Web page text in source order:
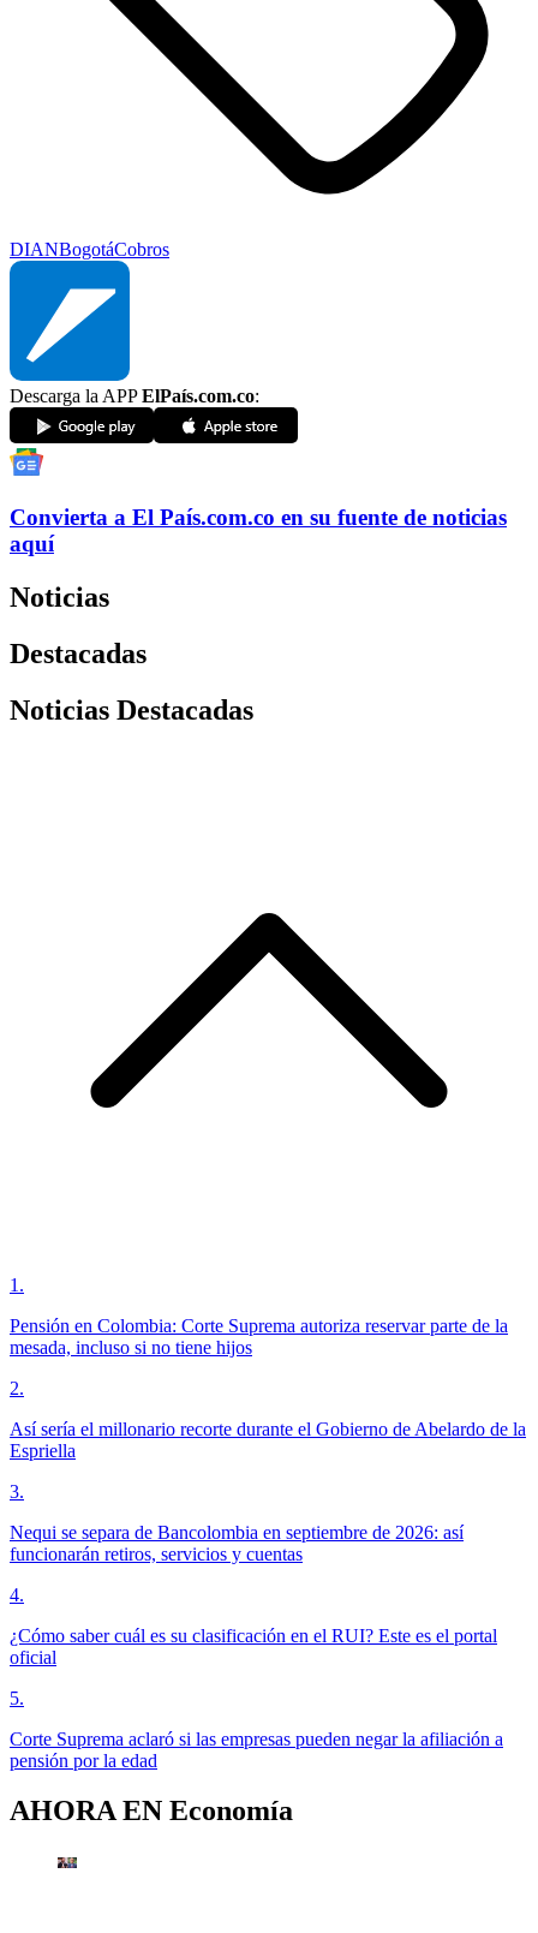
DIANBogotáCobros
Descarga la APPElPaís.com.co:
Convierta a El País.com.co en su fuente de noticias
aquí
Noticias
Destacadas
Noticias Destacadas
1 .
Pensión en Colombia: Corte Suprema autoriza reservar parte de la
mesada, incluso si no tiene hijos
2.
Así sería el millonario recorte durante el Gobierno de Abelardo de la
Espriella
3.
Nequi se separa de Bancolombia en septiembre de 2026: así
funcionarán retiros, servicios y cuentas
4.
¿Cómo saber cuál es su clasificación en el RUI? Este es el portal
oficial
5.
Corte Suprema aclaró si las empresas pueden negar la afiliación a
pensión por la edad
AHORA EN Economía